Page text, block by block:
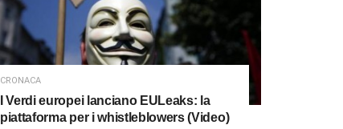
CRONACA
I Verdi europei lanciano EULeaks: la
piattaforma per i whistleblowers (Video)